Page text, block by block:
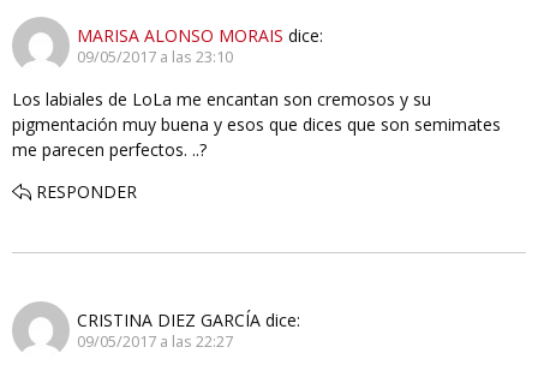
MARISA ALONSO MORAIS dice:
09/05/2017 a las 23:10
Los labiales de LoLa me encantan son cremosos y su
pigmentación muy buena y esos que dices que son semimates
me parecen perfectos. ..?
RESPONDER
CRISTINA DIEZ GARCÍA dice:
09/05/2017 a las 22:27